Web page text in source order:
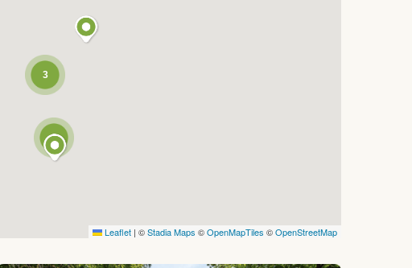
3
2
Leaflet | ©Stadia Maps ©OpenMapTiles ©OpenStreetMap